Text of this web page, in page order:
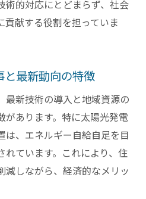
が支える環境配慮工事
務店のエコな取り組み
に工務店が果たす役割を
推進で工務店が担う重要
が社会に与える影響とは
視点で工務店が果たす責
術的対応にとどまらず、社会
献する役割を担っていま
最新動向の特徴
最新技術の導入と地域資源の
があります。特に太陽光発電
は、エネルギー自給自足を目
ています。これにより、住
減しながら、経済的なメリッ